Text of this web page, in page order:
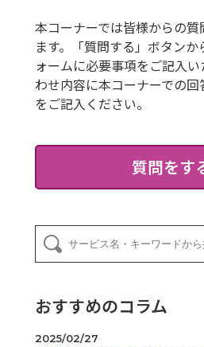
本コーナーでは皆様からの質
ます。「質問する」ボタン
ォームに必要事項をご記入
わせ内容に本コーナーでの
をご記入ください。
質問をす
おすすめのコラム
2025/02/27